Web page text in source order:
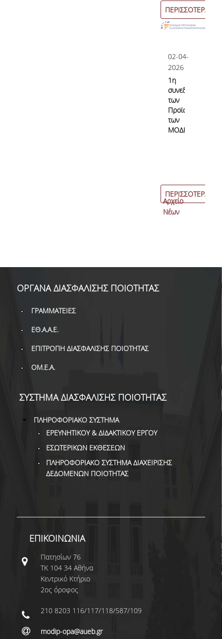
ΠΕΡΙΣΣΟΤΕΡΑ
02-04-
2026
1η
συνεδρίαση
των
Προϊσταμένων
των
ΜΟΔΙΠ
ΠΕΡΙΣΣΟΤΕΡΑ
Αρχείο
Νέων
ΟΡΓΑΝΑ ΔΙΑΣΦΑΛΙΣΗΣ ΠΟΙΟΤΗΤΑΣ
ΓΡΑΜΜΑΤΕΙΕΣ
ΕΘ.Α.Α.Ε.
ΕΠΙΤΡΟΠΗ ΔΙΑΣΦΑΛΙΣΗΣ ΠΟΙΟΤΗΤΑΣ
ΟΜ.Ε.Α.
ΣΥΣΤΗΜΑ ΔΙΑΣΦΑΛΙΣΗΣ ΠΟΙΟΤΗΤΑΣ
ΠΛΗΡΟΦΟΡΙΑΚΟ ΣΥΣΤΗΜΑ
ΕΡΕΥΝΗΤΙΚΟΥ & ΔΙΔΑΚΤΙΚΟΥ ΕΡΓΟΥ
ΕΣΩΤΕΡΙΚΩΝ ΕΚΘΕΣΕΩΝ
ΠΛΗΡΟΦΟΡΙΑΚΟ ΣΥΣΤΗΜΑ ΔΙΑΧΕΙΡΙΣΗΣ
ΔΕΔΟΜΕΝΩΝ ΠΟΙΟΤΗΤΑΣ
ΕΠΙΚΟΙΝΩΝΙΑ
Πατησίων 76
ΤΚ 104 34 Αθήνα
Κεντρικό Κτήριο
2ος όροφος
210 8203 116/117/118/587/109
modip-opa@aueb.gr